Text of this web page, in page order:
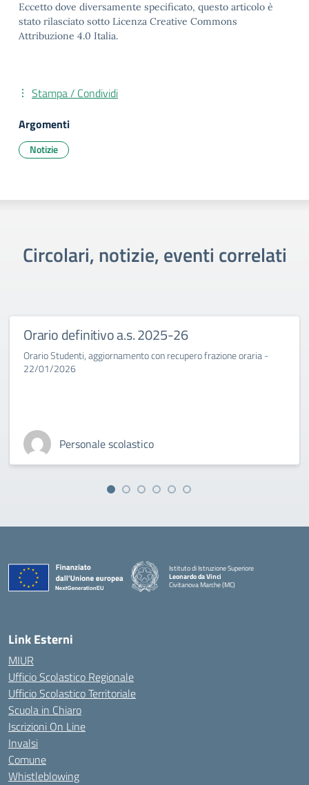
Eccetto dove diversamente specificato, questo articolo è
stato rilasciato sotto Licenza Creative Commons
Attribuzione 4.0 Italia.
Stampa / Condividi
Argomenti
Notizie
Circolari, notizie, eventi correlati
Orario definitivo a.s. 2025-26
Orario Studenti, aggiornamento con recupero frazione oraria -
22/01/2026
Personale scolastico
Istituto di Istruzione Superiore
Leonardo da Vinci
Civitanova Marche (MC)
Link Esterni
MIUR
Ufficio Scolastico Regionale
Ufficio Scolastico Territoriale
Scuola in Chiaro
Iscrizioni On Line
Invalsi
Comune
Whistleblowing